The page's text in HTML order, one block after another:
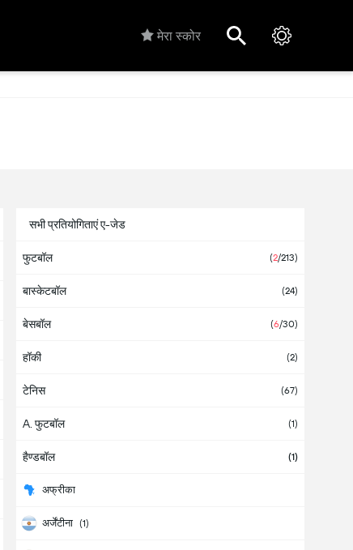
मेरा स्कोर
सभी प्रतियोगिताएं ए-जेड
फुटबॉल (2/213)
बास्केटबॉल (24)
बेसबॉल (6/30)
हॉकी (2)
टेनिस (67)
A. फुटबॉल (1)
हैण्डबॉल (1)
अफ्रीका
अर्जेंटीना (1)